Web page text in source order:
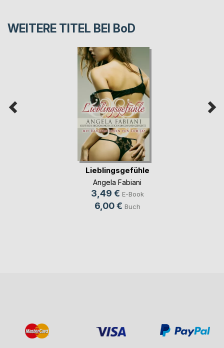
WEITERE TITEL BEI BoD
Lieblingsgefühle
Angela Fabiani
3,49 € E-Book
6,00 € Buch